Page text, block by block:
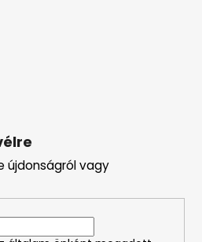
újdonságról vagy